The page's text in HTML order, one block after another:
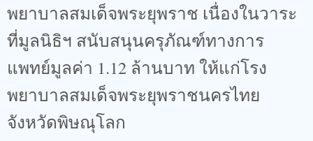
พยาบาลสมเด็จพระยุพราช เนื่องในวาระ
ที่มูลนิธิฯ สนับสนุนครุภัณฑ์ทางการ
แพทย์มูลค่า 1.12 ล้านบาท ให้แก่โรง
พยาบาลสมเด็จพระยุพราชนครไทย
จังหวัดพิษณุโลก